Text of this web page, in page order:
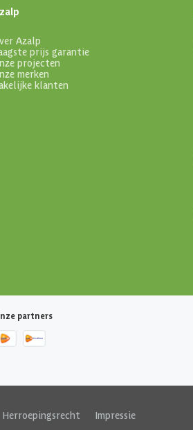
Azalp
prijs garantie
projecten
merken
klanten
partners
Herroepingsrecht Impressie